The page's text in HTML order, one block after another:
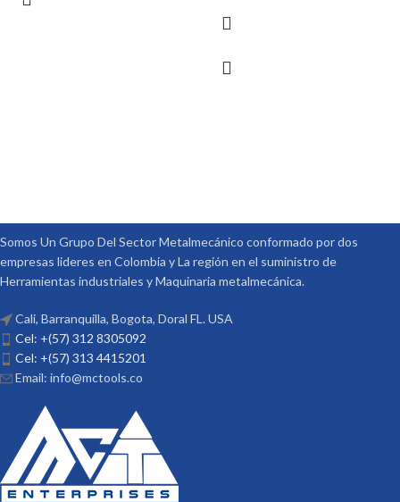
Somos Un Grupo Del Sector Metalmecánico conformado por dos
empresas lideres en Colombia y La región en el suministro de
Herramientas industriales y Maquinaria metalmecánica.
Cali, Barranquilla, Bogota, Doral FL. USA
Cel: +(57) 312 8305092
Cel: +(57) 313 4415201
Email: info@mctools.co